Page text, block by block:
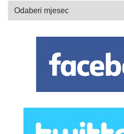
Arhiva